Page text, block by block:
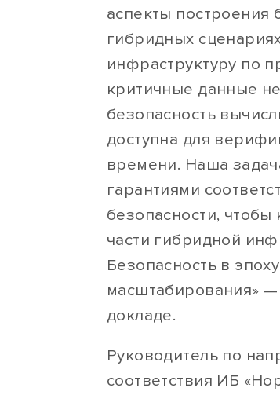
аспекты построения
гибридных
инфраструктуру по
критичные данные
безопасность
доступна для
времени. Наша
гарантиями
безопасности, чтобы
части гибридной
Безопасность в
масштабирования»
докладе.
Руководитель по
соответствия ИБ